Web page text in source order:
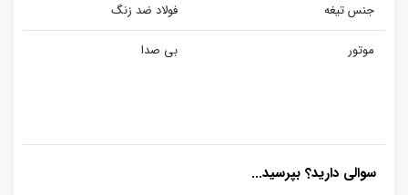
جنس تیغه فولاد ضد زنگ
موتور بی صدا
سوالی دارید؟ بپرسید...